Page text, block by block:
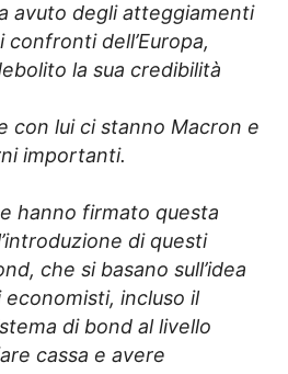
avuto degli atteggiamenti
dell’Europa,
la sua credibilità
con lui ci stanno Macron e
importanti.
hanno firmato questa
di questi
che si basano sull’idea
incluso il
di bond al livello
cassa e avere